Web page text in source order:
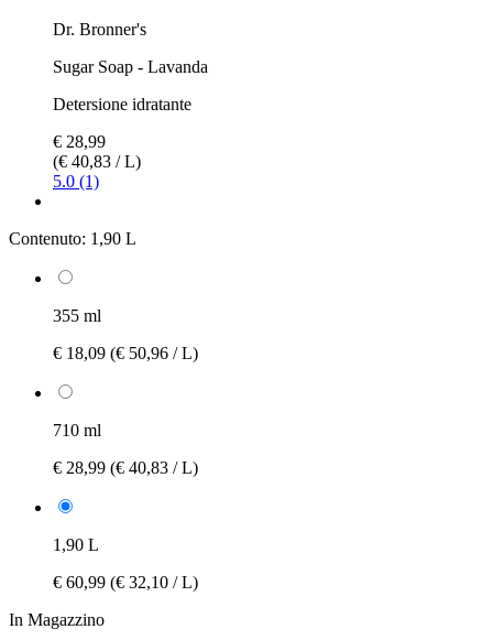
Dr. Bronner's
Sugar Soap - Lavanda
Detersione idratante
€ 28,99
(€ 40,83 / L)
5.0 (1)
Contenuto: 1,90 L
355 ml
€ 18,09 (€ 50,96 / L)
710 ml
€ 28,99 (€ 40,83 / L)
1,90 L
€ 60,99 (€ 32,10 / L)
In Magazzino